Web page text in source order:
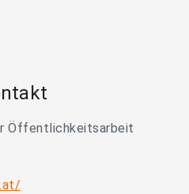
Öffentlichkeitsarbeit